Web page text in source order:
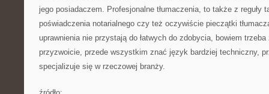
jego posiadaczem. Profesjonalne tłumaczenia, to także z reguły
poświadczenia notarialnego czy też oczywiście pieczątki
uprawnienia nie przystają do łatwych do zdobycia, bowiem
przyzwoicie, przede wszystkim znać język bardziej techniczny,
specjalizuje się w rzeczowej branży.